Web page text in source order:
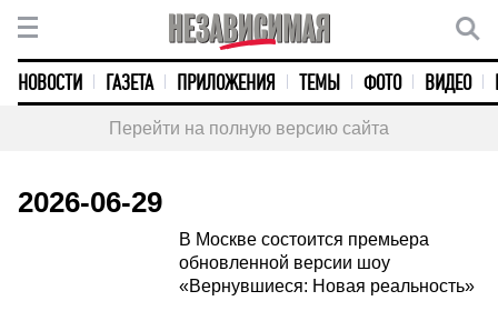
НОВОСТИ ГАЗЕТА ПРИЛОЖЕНИЯ ТЕМЫ ФОТО ВИДЕО
Перейти на полную версию сайта
2026-06-29
В Москве состоится премьера
обновленной версии шоу
«Вернувшиеся: Новая реальность»